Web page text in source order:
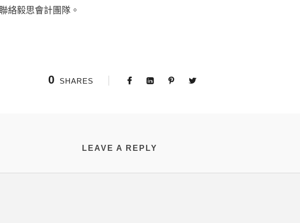
絡毅思會計團隊。
0 SHARES
LEAVE A REPLY